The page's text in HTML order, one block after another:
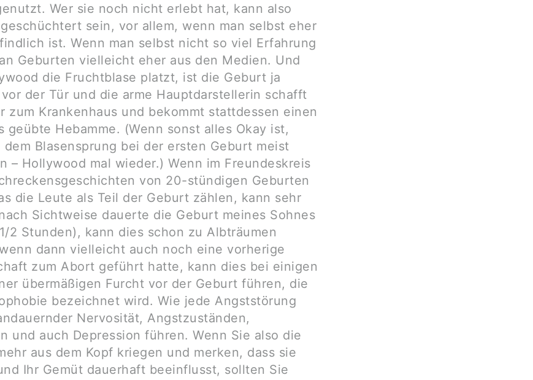
Wer sie noch nicht erlebt hat, kann also
sein, vor allem, wenn man selbst eher
ist. Wenn man selbst nicht so viel Erfahrung
Geburten vielleicht eher aus den Medien. Und
die Fruchtblase platzt, ist die Geburt ja
der Tür und die arme Hauptdarstellerin schafft
zum Krankenhaus und bekommt stattdessen einen
geübte Hebamme. (Wenn sonst alles Okay ist,
Blasensprung bei der ersten Geburt meist
– Hollywood mal wieder.) Wenn im Freundeskreis
von 20-stündigen Geburten
die Leute als Teil der Geburt zählen, kann sehr
Sichtweise dauerte die Geburt meines Sohnes
2 Stunden), kann dies schon zu Albträumen
dann vielleicht auch noch eine vorherige
zum Abort geführt hatte, kann dies bei einigen
übermäßigen Furcht vor der Geburt führen, die
bezeichnet wird. Wie jede Angststörung
Nervosität, Angstzuständen,
und auch Depression führen. Wenn Sie also die
aus dem Kopf kriegen und merken, dass sie
Ihr Gemüt dauerhaft beeinflusst, sollten Sie